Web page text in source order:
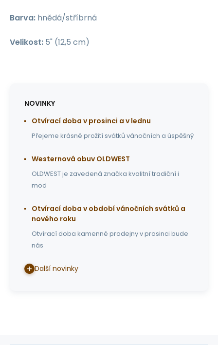
Barva: hnědá/stříbrná
Velikost: 5" (12,5 cm)
NOVINKY
Otvírací doba v prosinci a v lednu
Přejeme krásné prožití svátků vánočních a úspěšný
Westernová obuv OLDWEST
OLDWEST je zavedená značka kvalitní tradiční i
mod
Otvírací doba v období vánočních svátků a
nového roku
Otvírací doba kamenné prodejny v prosinci bude
nás
Další novinky